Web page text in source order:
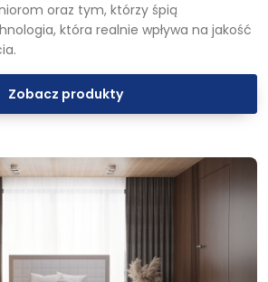
oraz tym, którzy śpią
która realnie wpływa na jakość
Zobacz produkty